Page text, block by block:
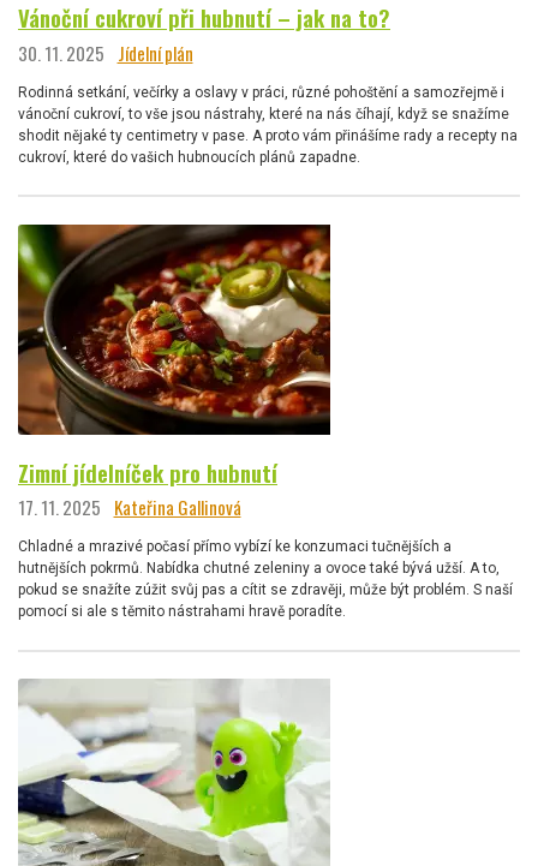
Vánoční cukroví při hubnutí – jak na to?
30. 11. 2025 Jídelní plán
Rodinná setkání, večírky a oslavy v práci, různé pohoštění a samozřejmě i
vánoční cukroví, to vše jsou nástrahy, které na nás číhají, když se snažíme
shodit nějaké ty centimetry v pase. A proto vám přinášíme rady a recepty na
cukroví, které do vašich hubnoucích plánů zapadne.
Zimní jídelníček pro hubnutí
17. 11. 2025 Kateřina Gallinová
Chladné a mrazivé počasí přímo vybízí ke konzumaci tučnějších a
hutnějších pokrmů. Nabídka chutné zeleniny a ovoce také bývá užší. A to,
pokud se snažíte zúžit svůj pas a cítit se zdravěji, může být problém. S naší
pomocí si ale s těmito nástrahami hravě poradíte.